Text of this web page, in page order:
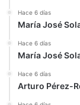
Hace 6 días
María José
Hace 6 días
María José
Hace 6 días
Arturo Pérez-